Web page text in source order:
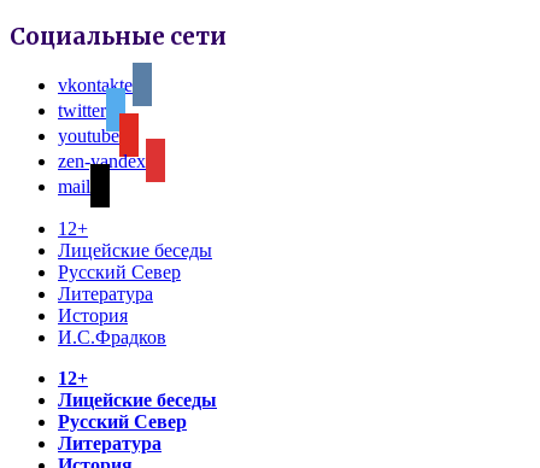
Социальные сети
vkontakte
twitter
youtube
zen-yandex
mail
12+
Лицейские беседы
Русский Север
Литература
История
И.С.Фрадков
12+
Лицейские беседы
Русский Север
Литература